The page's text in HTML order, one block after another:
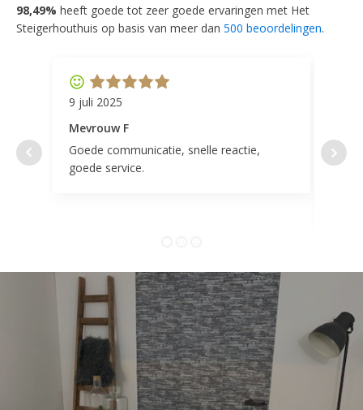
98,49% heeft goede tot zeer goede ervaringen met Het
Steigerhouthuis op basis van meer dan 500 beoordelingen.
9 juli 2025
Mevrouw F
Goede communicatie, snelle reactie,
goede service.
door